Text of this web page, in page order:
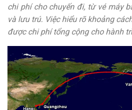
chi phí cho chuyến đi, từ vé máy
và lưu trú. Việc hiểu rõ khoảng
được chi phí tổng cộng cho hành